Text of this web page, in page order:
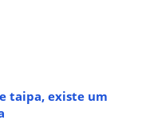
taipa, existe um